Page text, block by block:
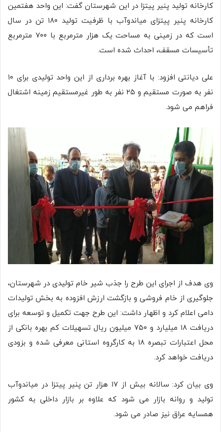
کارخانه تولید پنیر پیتزا در این شهرستان گفت: این واحد هفتمین
کارخانه پنیر پیتزای میاندوآب با ظرفیت تولید ۱۸۰ تن در سال
است که در زمینی به مساحت یک هزار مترمربع با ۷۰۰ مترمربع
تأسیسات مسقف، احداث شده است‌.
علی دیانتی‌ افزود: با آغاز بهره برداری از این واحد تولیدی برای ۱۰
نفر به صورت مستقیم و ۲۵ نفر به طور غیرمستقیم زمینه اشتغال
فراهم می شود.
وی هدف از اجرای این طرح را جذب شیر خام تولیدی در شهرستان،
جلوگیری از خام فروشی و بازگشت ارزش افزوده به بخش تولیدات
دامی اعلام کرد و اظهار داشت: این طرح جهت تکمیل و توسعه برای
دریافت ۱۸ میلیارد و ۷۵۰ میلیون ریال‌ تسهیلات کم بهره بانکی از
محل اعتبارات تبصره ۱۸ به کارگروه استانی معرفی شده و بزودی
دریافت خواهد کرد.
وی بیان کرد: سالانه بیش از ۱۷ هزار تن پنیر پیتزا در میاندوآب
تولید و روانه بازار می شود که علاوه بر بازار داخلی به کشور
همسایه عراق نیز صادر می شود.